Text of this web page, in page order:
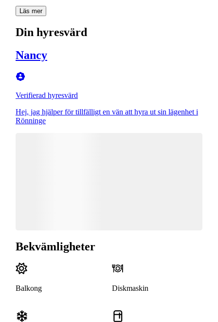
Läs mer
Din hyresvärd
Nancy
Verifierad hyresvärd
Hej, jag hjälper för tillfälligt en vän att hyra ut sin lägenhet i
Rönninge
Bekvämligheter
Balkong Diskmaskin